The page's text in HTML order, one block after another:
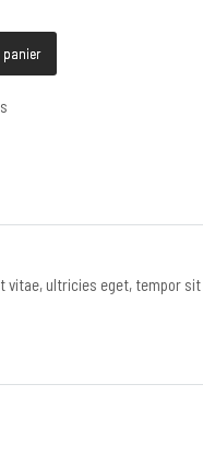
panier
ultricies eget, tempor